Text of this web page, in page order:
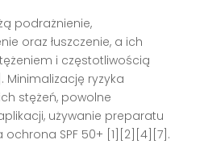
podrażnienie,
oraz łuszczenie, a ich
i częstotliwością
ryzyka
stężeń, powolne
używanie preparatu
SPF 50+ [1][2][4][7].